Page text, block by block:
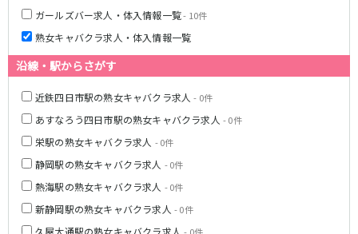
ガールズバー求人・体入情報一覧- 10件
熟女キャバクラ求人・体入情報一覧
沿線・駅からさがす
近鉄四日市駅の熟女キャバクラ求人- 0件
あすなろう四日市駅の熟女キャバクラ求人 - 0件
栄駅の熟女キャバクラ求人 - 0件
静岡駅の熟女キャバクラ求人 - 0件
熱海駅の熟女キャバクラ求人 - 0件
新静岡駅の熟女キャバクラ求人 - 0件
久屋大通駅の熟女キャバクラ求人- 0件